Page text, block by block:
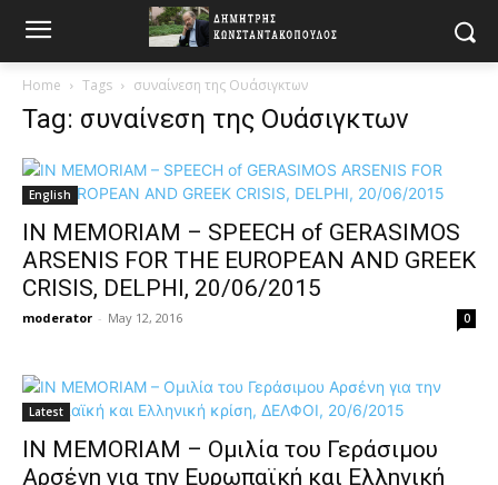
Home Tags συναίνεση της Ουάσιγκτων
Tag: συναίνεση της Ουάσιγκτων
English
IN MEMORIAM – SPEECH of GERASIMOS
ARSENIS FOR THE EUROPEAN AND GREEK
CRISIS, DELPHI, 20/06/2015
moderator - May 12, 2016 0
Latest
IN MEMORIAM – Ομιλία του Γεράσιμου
Αρσένη για την Ευρωπαϊκή και Ελληνική